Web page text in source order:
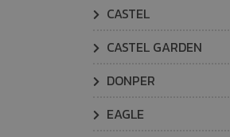
CASTEL
CASTEL GARDEN
DONPER
EAGLE